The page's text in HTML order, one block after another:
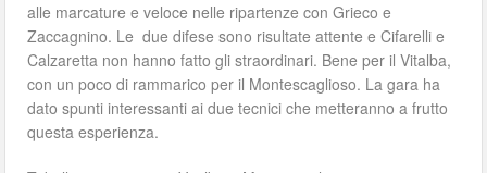
alle marcature e veloce nelle ripartenze con Grieco e
Zaccagnino. Le due difese sono risultate attente e Cifarelli e
Calzaretta non hanno fatto gli straordinari. Bene per il Vitalba,
con un poco di rammarico per il Montescaglioso. La gara ha
dato spunti interessanti ai due tecnici che metteranno a frutto
questa esperienza.